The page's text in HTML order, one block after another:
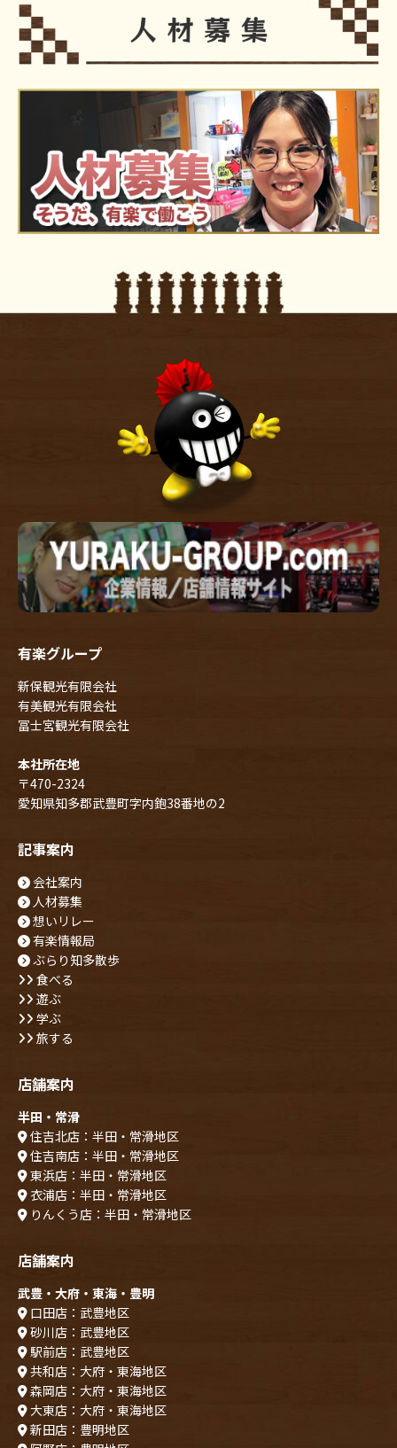
有楽グループ
新保観光有限会社
有美観光有限会社
冨士宮観光有限会社
本社所在地
〒470-2324
愛知県知多郡武豊町字内鉋38番地の2
記事案内
会社案内
人材募集
想いリレー
有楽情報局
ぶらり知多散歩
食べる
遊ぶ
学ぶ
旅する
店舗案内
半田・常滑
住吉北店：半田・常滑地区
住吉南店：半田・常滑地区
東浜店：半田・常滑地区
衣浦店：半田・常滑地区
りんくう店：半田・常滑地区
店舗案内
武豊・大府・東海・豊明
口田店：武豊地区
砂川店：武豊地区
駅前店：武豊地区
共和店：大府・東海地区
森岡店：大府・東海地区
大東店：大府・東海地区
新田店：豊明地区